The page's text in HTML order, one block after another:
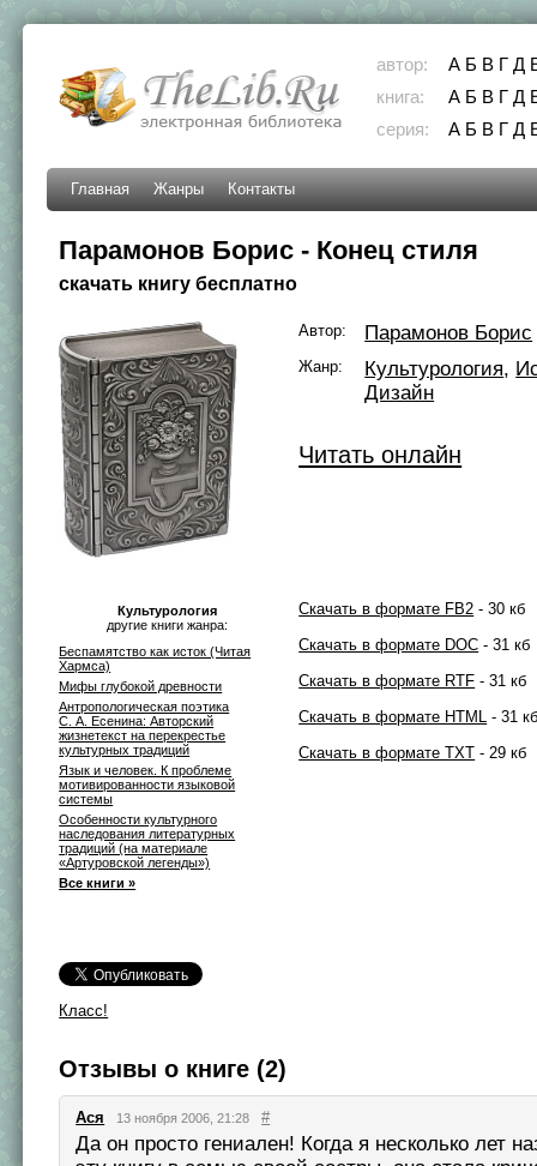
автор: А Б В Г Д
книга:
А Б В Г Д
серия:
А Б В Г Д
Главная Жанры Контакты
Парамонов Борис - Конец стиля
скачать книгу бесплатно
Культурология
другие книги жанра:
Беспамятство как исток (Читая
Хармса)
Мифы глубокой древности
Антропологическая поэтика
С. А. Есенина: Авторский
жизнетекст на перекрестье
культурных традиций
Язык и человек. К проблеме
мотивированности языковой
системы
Особенности культурного
наследования литературных
традиций (на материале
«Артуровской легенды»)
Все книги »
Класс!
Автор: Парамонов Борис
Жанр: Культурология,
Дизайн
Читать онлайн
Скачать в формате FB2 - 30 кб
Скачать в формате DOC - 31 кб
Скачать в формате RTF - 31 кб
Скачать в формате HTML - 31
Скачать в формате TXT - 29 кб
Отзывы о книге (2)
Ася 13 ноября 2006, 21:28 #
Да он просто гениален! Когда я несколько лет